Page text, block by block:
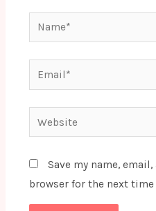
Name*
Email*
Website
Save my name,
browser for the next